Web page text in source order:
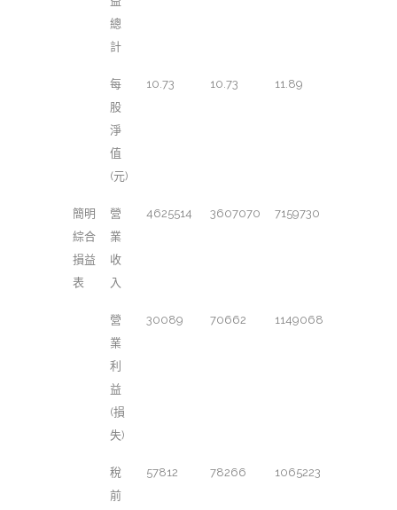
總
計
每
股
淨
值
(元)
10.73 10.73 11.89
簡明
綜合
損益
表
營
業
收
入
4625514 3607070 7159730
營
業
利
益
(損
失)
30089 70662 1149068
稅
前
57812 78266 1065223